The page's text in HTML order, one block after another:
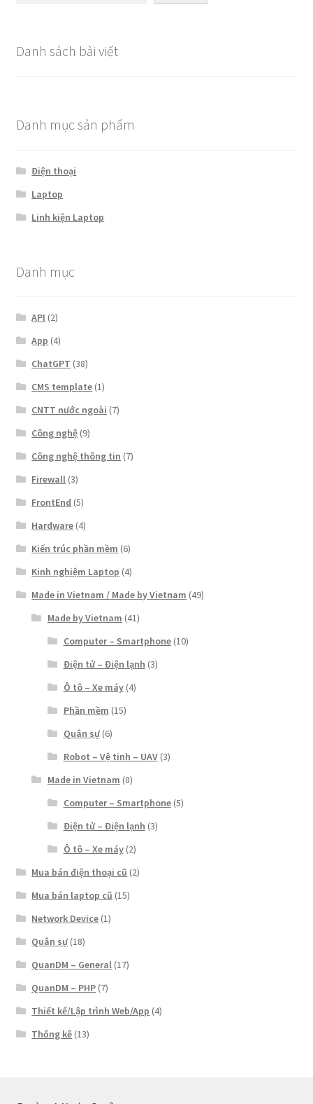
Danh sách bài viết
Danh mục sản phẩm
Điện thoại
Laptop
Linh kiện Laptop
Danh mục
API (2)
App (4)
ChatGPT (38)
CMS template (1)
CNTT nước ngoài (7)
Công nghệ (9)
Công nghệ thông tin (7)
Firewall (3)
FrontEnd (5)
Hardware (4)
Kiến trúc phần mềm (6)
Kinh nghiệm Laptop (4)
Made in Vietnam / Made by Vietnam (49)
Made by Vietnam (41)
Computer – Smartphone(10)
Điện tử – Điện lạnh (3)
Ô tô – Xe máy(4)
Phần mềm (15)
Quân sự(6)
Robot – Vệ tinh – UAV(3)
Made in Vietnam (8)
Computer – Smartphone(5)
Điện tử – Điện lạnh (3)
Ô tô – Xe máy(2)
Mua bán điện thoại cũ (2)
Mua bán laptop cũ (15)
Network Device (1)
Quân sự (18)
QuanDM – General (17)
QuanDM – PHP (7)
Thiết kế/Lập trình Web/App (4)
Thống kê (13)